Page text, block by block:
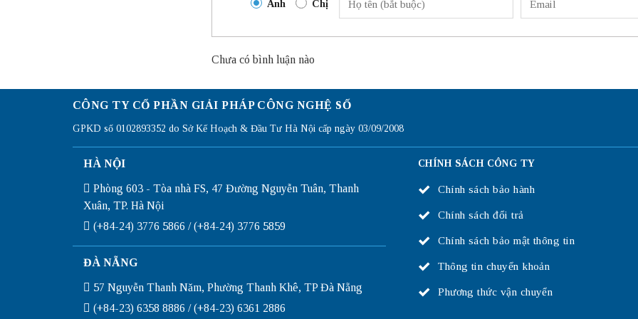
Anh Chị
Chưa có bình luận nào
CÔNG TY CỔ PHẦN GIẢI PHÁP CÔNG NGHỆ SỐ
GPKD số 0102893352 do Sở Kế Hoạch & Đầu Tư Hà Nội cấp ngày 03/09/2008
HÀ NỘI
Phòng 603 - Tòa nhà FS, 47 Đường Nguyễn Tuân, Thanh
Xuân, TP. Hà Nội
(+84-24) 3776 5866 / (+84-24) 3776 5859
ĐÀ NẴNG
57 Nguyễn Thanh Năm, Phường Thanh Khê, TP Đà Nẵng
(+84-23) 6358 8886 / (+84-23) 6361 2886
CHÍNH SÁCH CÔNG TY
Chính sách bảo hành
Chính sách đổi trả
Chính sách bảo mật thông tin
Thông tin chuyển khoản
Phương thức vận chuyển